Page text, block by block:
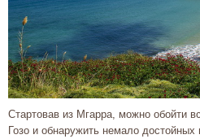
Стартовав из Мгарра, можно обойти
Гозо и обнаружить немало